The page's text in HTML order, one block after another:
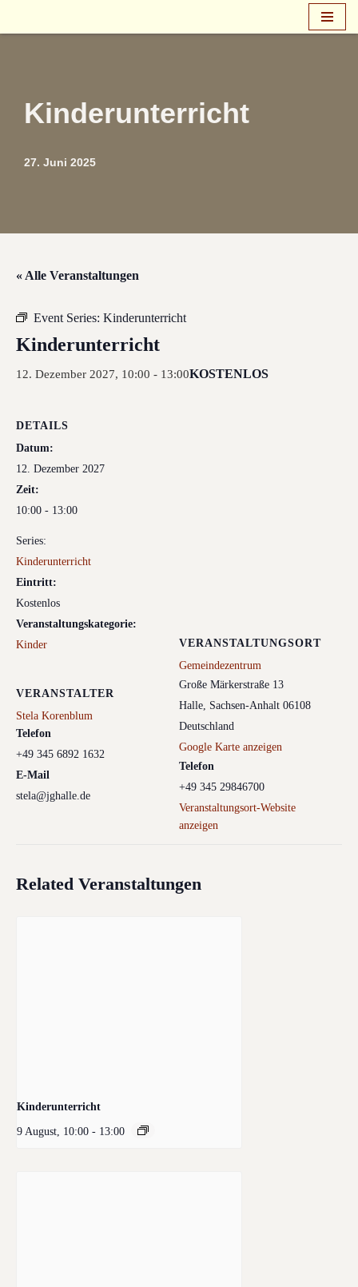
Kinderunterricht
27. Juni 2025
« Alle Veranstaltungen
Event Series: Kinderunterricht
Kinderunterricht
12. Dezember 2027, 10:00 - 13:00KOSTENLOS
DETAILS
Datum:
12. Dezember 2027
Zeit:
10:00 - 13:00
Series:
Kinderunterricht
Eintritt:
Kostenlos
Veranstaltungskategorie:
Kinder
VERANSTALTER
Stela Korenblum
Telefon
+49 345 6892 1632
E-Mail
stela@jghalle.de
VERANSTALTUNGSORT
Gemeindezentrum
Große Märkerstraße 13
Halle, Sachsen-Anhalt 06108
Deutschland
Google Karte anzeigen
Telefon
+49 345 29846700
Veranstaltungsort-Website
anzeigen
Related Veranstaltungen
Kinderunterricht
9 August, 10:00 - 13:00